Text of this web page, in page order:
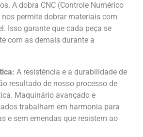
A dobra CNC (Controle Numérico
permite dobrar materiais com
Isso garante que cada peça se
com as demais durante a
A resistência e a durabilidade de
resultado de nosso processo de
Maquinário avançado e
trabalham em harmonia para
e sem emendas que resistem ao